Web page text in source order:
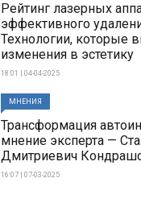
Рейтинг лазерных
эффективного
Технологии, которые
изменения в эстетику
18:01 | 04-04-2025
МНЕНИЯ
Трансформация
мнение эксперта —
Дмитриевич
16:07 | 07-03-2025